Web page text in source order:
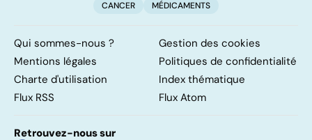
CANCER
MÉDICAMENTS
Qui sommes-nous ?
Gestion des cookies
Mentions légales
Politiques de confidentialité
Charte d'utilisation
Index thématique
Flux RSS
Flux Atom
Retrouvez-nous sur